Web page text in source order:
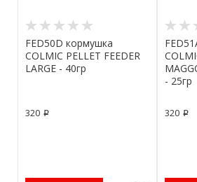
FED50D кормушка
COLMIC PELLET FEEDER
LARGE - 40гр
320 p
- 25гр
320 p